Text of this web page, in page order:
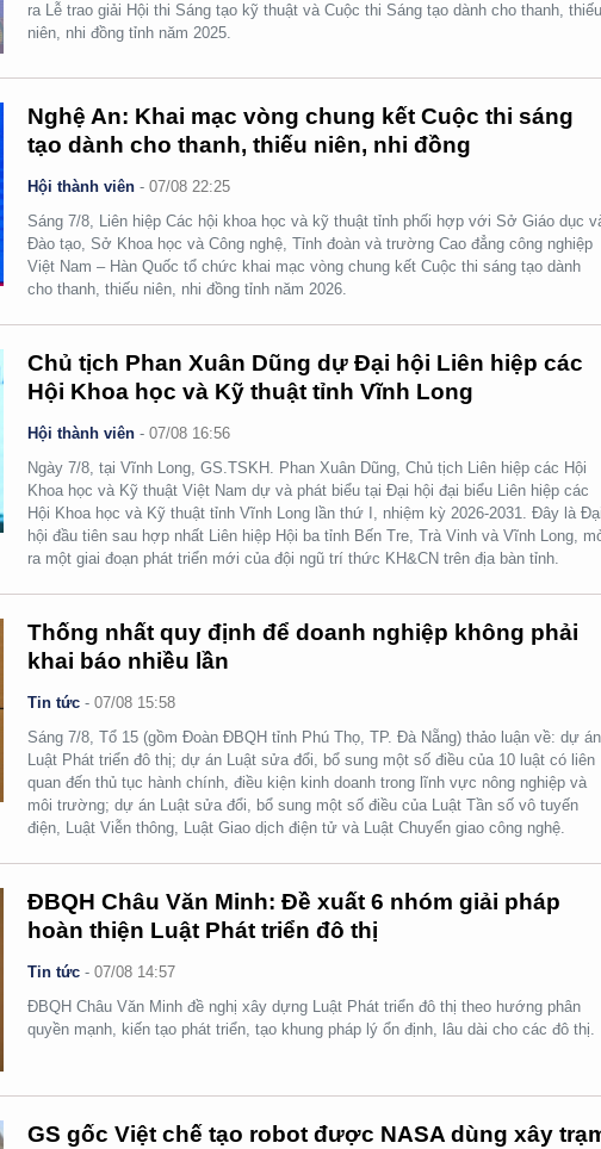
ra Lễ trao giải Hội thi Sáng tạo kỹ thuật và Cuộc thi Sáng tạo dành cho thanh,
niên, nhi đồng tỉnh năm 2025.
Nghệ An: Khai mạc vòng chung kết Cuộc thi sáng
tạo dành cho thanh, thiếu niên, nhi đồng
Hội thành viên -07/08 22:25
Sáng 7/8, Liên hiệp Các hội khoa học và kỹ thuật tỉnh phối hợp với Sở Giáo dục
Đào tạo, Sở Khoa học và Công nghệ, Tỉnh đoàn và trường Cao đẳng công nghiệp
Việt Nam – Hàn Quốc tổ chức khai mạc vòng chung kết Cuộc thi sáng tạo dành
cho thanh, thiếu niên, nhi đồng tỉnh năm 2026.
Chủ tịch Phan Xuân Dũng dự Đại hội Liên hiệp các
Hội Khoa học và Kỹ thuật tỉnh Vĩnh Long
Hội thành viên -07/08 16:56
Ngày 7/8, tại Vĩnh Long, GS.TSKH. Phan Xuân Dũng, Chủ tịch Liên hiệp các Hội
Khoa học và Kỹ thuật Việt Nam dự và phát biểu tại Đại hội đại biểu Liên hiệp các
Hội Khoa học và Kỹ thuật tỉnh Vĩnh Long lần thứ I, nhiệm kỳ 2026-2031. Đây là
hội đầu tiên sau hợp nhất Liên hiệp Hội ba tỉnh Bến Tre, Trà Vinh và Vĩnh Long,
ra một giai đoạn phát triển mới của đội ngũ trí thức KH&CN trên địa bàn tỉnh.
Thống nhất quy định để doanh nghiệp không phải
khai báo nhiều lần
Tin tức -07/08 15:58
Sáng 7/8, Tổ 15 (gồm Đoàn ĐBQH tỉnh Phú Thọ, TP. Đà Nẵng) thảo luận về: dự án
Luật Phát triển đô thị; dự án Luật sửa đổi, bổ sung một số điều của 10 luật có liên
quan đến thủ tục hành chính, điều kiện kinh doanh trong lĩnh vực nông nghiệp và
môi trường; dự án Luật sửa đổi, bổ sung một số điều của Luật Tần số vô tuyến
điện, Luật Viễn thông, Luật Giao dịch điện tử và Luật Chuyển giao công nghệ.
ĐBQH Châu Văn Minh: Đề xuất 6 nhóm giải pháp
hoàn thiện Luật Phát triển đô thị
Tin tức -07/08 14:57
ĐBQH Châu Văn Minh đề nghị xây dựng Luật Phát triển đô thị theo hướng phân
quyền mạnh, kiến tạo phát triển, tạo khung pháp lý ổn định, lâu dài cho các đô thị.
GS gốc Việt chế tạo robot được NASA dùng xây